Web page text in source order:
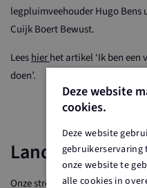
legpluimveehouder Hugo
Cuijk Boert Bewust.
Leeshierhet artikel ‘Ik ben
doen’.
Landelijke
Onze streken worden
Deze website
cookies.
Deze website
onze website te
alle cookies in